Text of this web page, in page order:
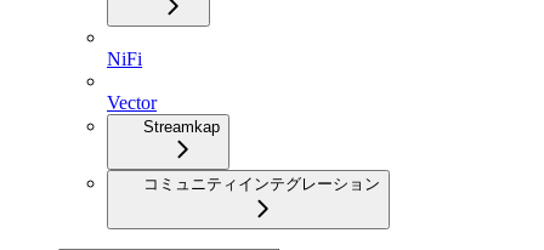
NiFi
Vector
Streamkap
コミュニティインテグレーション